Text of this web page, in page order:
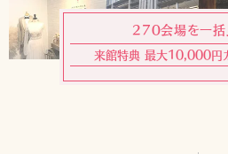
270会場を一括
来館特典 最大10,000円